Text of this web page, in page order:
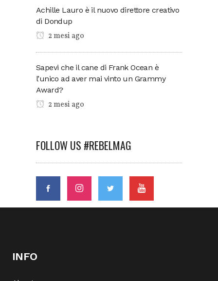
Achille Lauro è il nuovo direttore creativo
di Dondup
2 mesi ago
Sapevi che il cane di Frank Ocean è
l’unico ad aver mai vinto un Grammy
Award?
2 mesi ago
FOLLOW US #REBELMAG
INFO